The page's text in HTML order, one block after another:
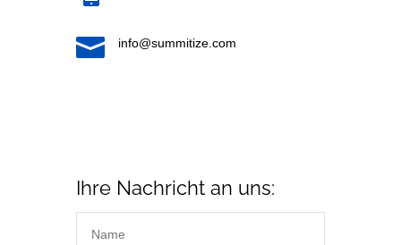
 info@summitize.com
Ihre Nachricht an uns: